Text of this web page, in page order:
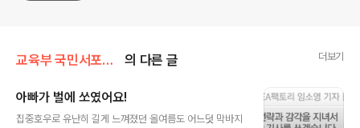
교육부 국민서포터즈 의 다른 글 더보기
아빠가 벌에 쏘였어요!
집중호우로 유난히 길게 느껴졌던 올여름도 어느덧 막바지